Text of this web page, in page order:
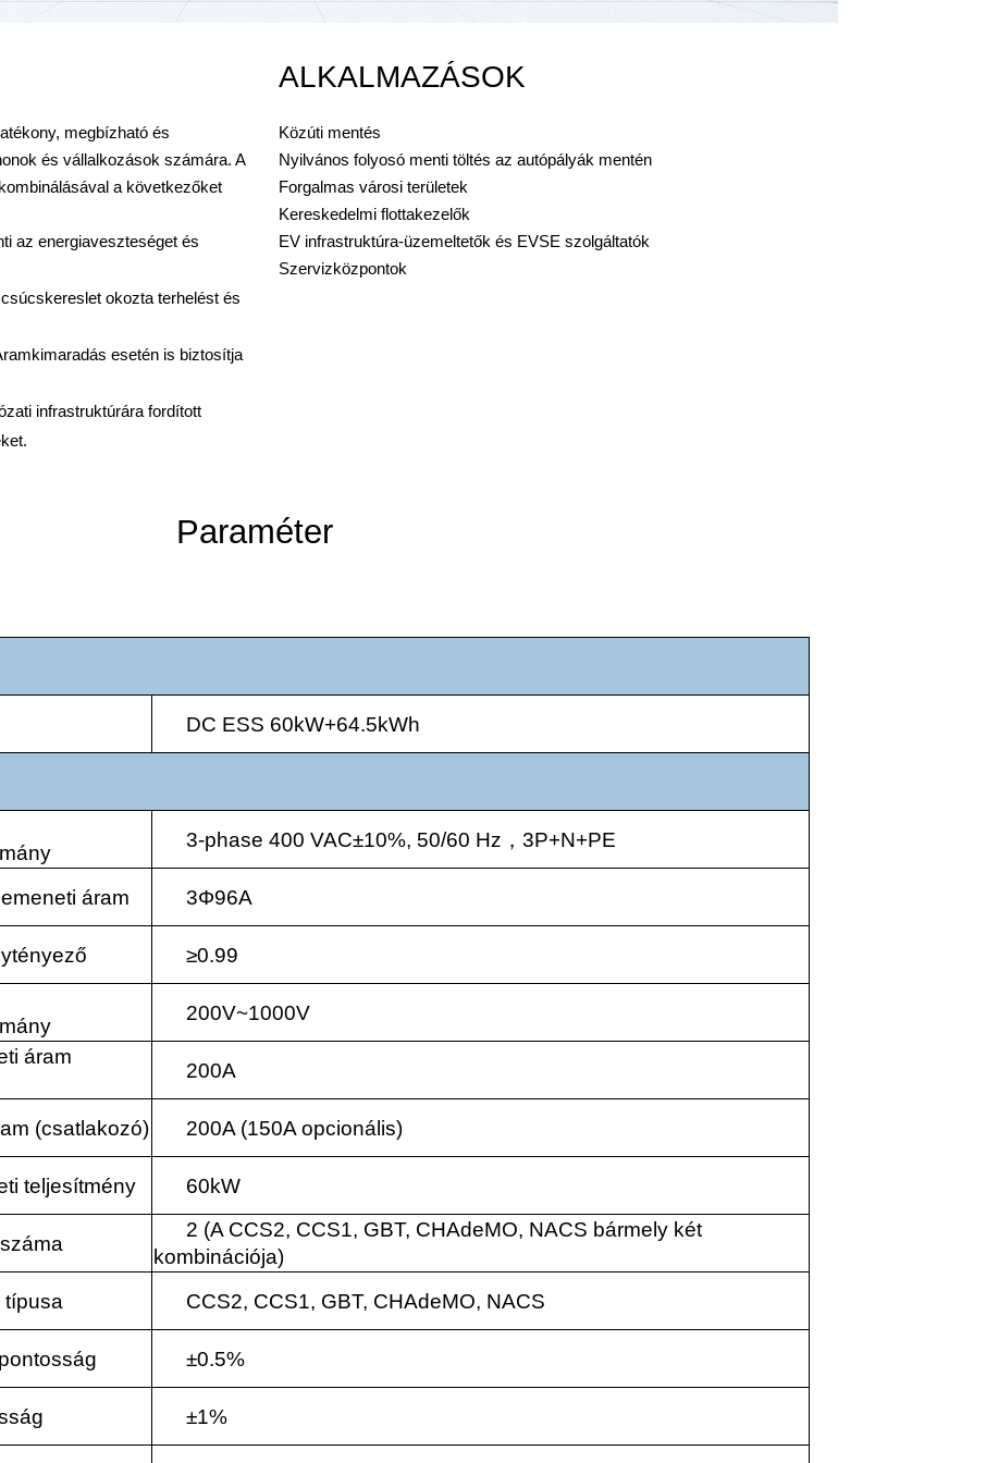
megbízható és
és vállalkozások számára. A
a következőket
az energiaveszteséget és
okozta terhelést és
esetén is biztosítja
infrastruktúrára fordított
ALKALMAZÁSOK
Közúti mentés
Nyilvános folyosó menti töltés az autópályák mentén
Forgalmas városi területek
Kereskedelmi flottakezelők
EV infrastruktúra-üzemeltetők és EVSE szolgáltatók
Szervizközpontok
Paraméter
DC ESS 60kW+64.5kWh
3-phase 400 VAC±10%, 50/60 Hz ，3P+N+PE
áram 3Φ96A
≥0.99
200V~1000V
áram
200A
(csatlakozó) 200A (150A opcionális)
teljesítmény 60kW
2 (A CCS2, CCS1, GBT, CHAdeMO, NACS bármely két
kombinációja)
típusa
CCS2, CCS1, GBT, CHAdeMO, NACS
±0.5%
±1%